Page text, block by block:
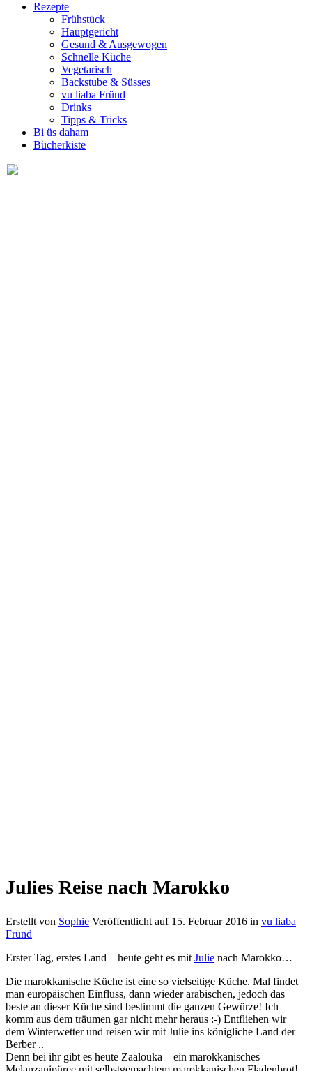
Rezepte
Frühstück
Hauptgericht
Gesund & Ausgewogen
Schnelle Küche
Vegetarisch
Backstube & Süsses
vu liaba Fründ
Drinks
Tipps & Tricks
Bi üs daham
Bücherkiste
Julies Reise nach Marokko
Erstellt von Sophie Veröffentlicht auf 15. Februar 2016 in vu liaba
Fründ
Erster Tag, erstes Land – heute geht es mit Julie nach Marokko…
Die marokkanische Küche ist eine so vielseitige Küche. Mal findet
man europäischen Einfluss, dann wieder arabischen, jedoch das
beste an dieser Küche sind bestimmt die ganzen Gewürze! Ich
komm aus dem träumen gar nicht mehr heraus :-) Entfliehen wir
dem Winterwetter und reisen wir mit Julie ins königliche Land der
Berber ..
Denn bei ihr gibt es heute Zaalouka – ein marokkanisches